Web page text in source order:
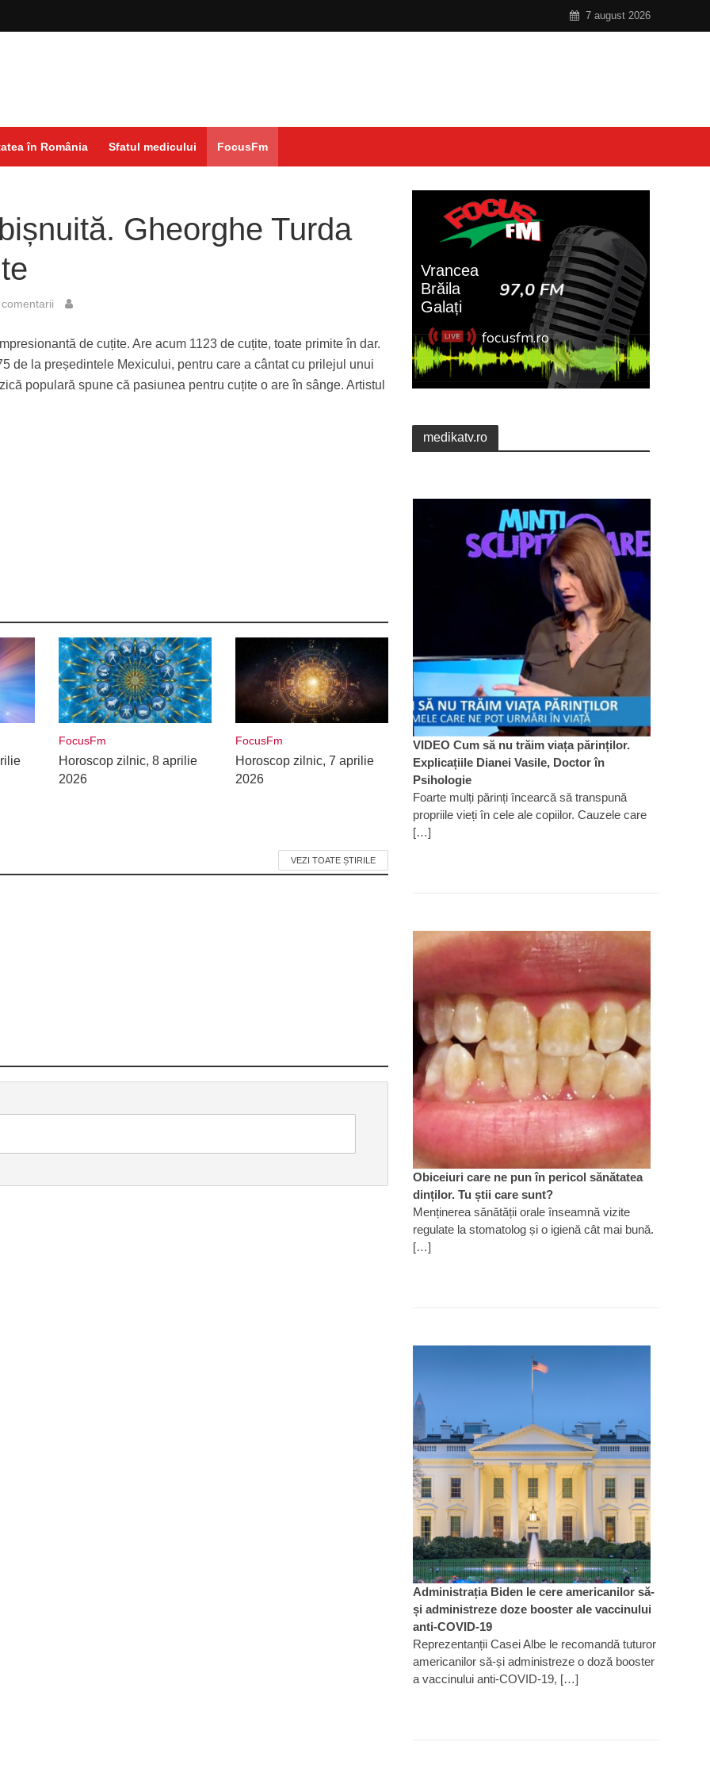
7 august 2026
în România Sfatul medicului FocusFm
Gheorghe Turda
de cuțite. Are acum 1123 de cuțite, toate primite în dar.
de la președintele Mexicului, pentru care a cântat cu prilejul unui
populară spune că pasiunea pentru cuțite o are în sânge. Artistul
FocusFm
Horoscop zilnic, 8 aprilie
2026
FocusFm
Horoscop zilnic, 7 aprilie
2026
VEZI TOATE ȘTIRILE
medikatv.ro
VIDEO Cum să nu trăim viața părinților.
Explicațiile Dianei Vasile, Doctor în
Psihologie
Foarte mulți părinți încearcă să transpună
propriile vieți în cele ale copiilor. Cauzele care
[…]
Obiceiuri care ne pun în pericol sănătatea
dinților. Tu știi care sunt?
Menținerea sănătății orale înseamnă vizite
regulate la stomatolog și o igienă cât mai bună.
[…]
Administrația Biden le cere americanilor să-
și administreze doze booster ale vaccinului
anti-COVID-19
Reprezentanții Casei Albe le recomandă tuturor
americanilor să-și administreze o doză booster
a vaccinului anti-COVID-19, […]